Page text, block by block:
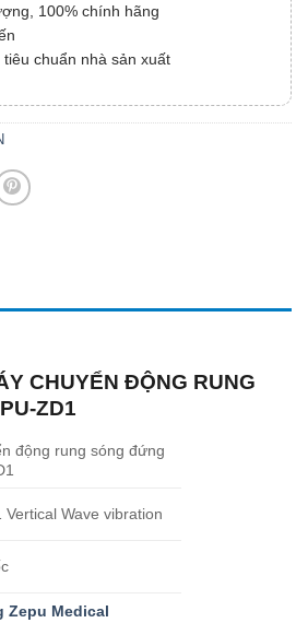
100% chính hãng
chuẩn nhà sản xuất
CHUYỂN ĐỘNG RUNG
ZD1
động rung sóng đứng
Vertical Wave vibration
Zepu Medical